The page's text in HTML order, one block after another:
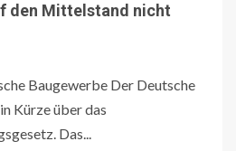
den Mittelstand nicht
Baugewerbe Der Deutsche
Kürze über das
Das...